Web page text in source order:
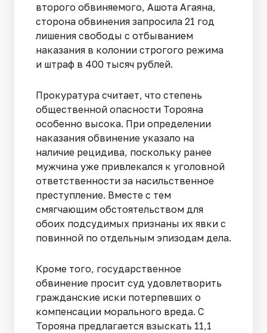
второго обвиняемого, Ашота Агаяна,
сторона обвинения запросила 21 год
лишения свободы с отбыванием
наказания в колонии строгого режима
и штраф в 400 тысяч рублей.
Прокуратура считает, что степень
общественной опасности Торояна
особенно высока. При определении
наказания обвинение указало на
наличие рецидива, поскольку ранее
мужчина уже привлекался к уголовной
ответственности за насильственное
преступление. Вместе с тем
смягчающим обстоятельством для
обоих подсудимых признаны их явки с
повинной по отдельным эпизодам дела.
Кроме того, государственное
обвинение просит суд удовлетворить
гражданские иски потерпевших о
компенсации морального вреда. С
Торояна предлагается взыскать 11,1